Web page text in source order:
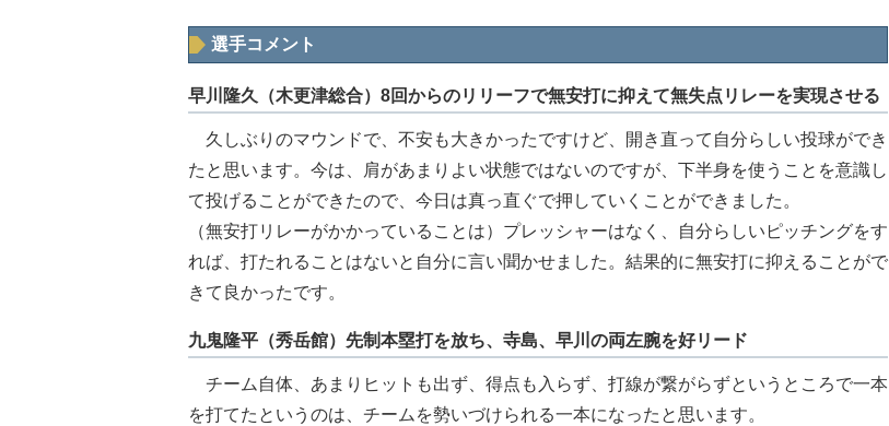
選手コメント
早川隆久（木更津総合）8回からのリリーフで無安打に抑えて無失点リレーを実現させる
久しぶりのマウンドで、不安も大きかったですけど、開き直って自分らしい投球ができ
たと思います。今は、肩があまりよい状態ではないのですが、下半身を使うことを意識し
て投げることができたので、今日は真っ直ぐで押していくことができました。
（無安打リレーがかかっていることは）プレッシャーはなく、自分らしいピッチングをす
れば、打たれることはないと自分に言い聞かせました。結果的に無安打に抑えることがで
きて良かったです。
九鬼隆平（秀岳館）先制本塁打を放ち、寺島、早川の両左腕を好リード
チーム自体、あまりヒットも出ず、得点も入らず、打線が繋がらずというところで一本
を打てたというのは、チームを勢いづけられる一本になったと思います。